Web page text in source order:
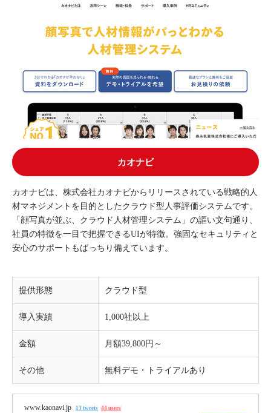
カオナビ
カオナビは、株式会社カオナビからリリースされている戦略的人
材マネジメントを目的としたクラウド型人事評価システムです。
「顔写真が並ぶ、クラウド人材管理システム」の謳い文句通り、
社員の特徴を一目で把握できるUIが特徴。強固なセキュリティと
安心のサポートもばっちり備えています。
提供形態 クラウド型
導入実績 1,000社以上
金額 月額39,800円～
その他 無料デモ・トライアルあり
www.kaonavi.jp 13 tweets 44 users